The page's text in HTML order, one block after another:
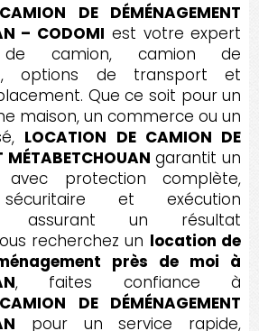
DE DÉMÉNAGEMENT
– CODOMI est votre expert
camion, camion de
options de transport et
Que ce soit pour un
maison, un commerce ou un
LOCATION DE CAMION DE
MÉTABETCHOUAN garantit un
avec protection complète,
et exécution
assurant un résultat
recherchez un location de
près de moi à
, faites confiance à
DE DÉMÉNAGEMENT
pour un service rapide,